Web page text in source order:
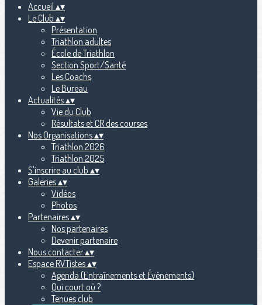
Accueil ▴▾
Le Club ▴▾
Présentation
Triathlon adultes
École de Triathlon
Section Sport/Santé
Les Coachs
Le Bureau
Actualités▴▾
Vie du Club
Résultats et CR des courses
Nos Organisations▴▾
Triathlon 2026
Triathlon 2025
S'inscrire au club ▴▾
Galeries▴▾
Vidéos
Photos
Partenaires▴▾
Nos partenaires
Devenir partenaire
Nous contacter▴▾
Espace RVTistes▴▾
Agenda (Entraînements et Évènements)
Qui court où ?
Tenues club